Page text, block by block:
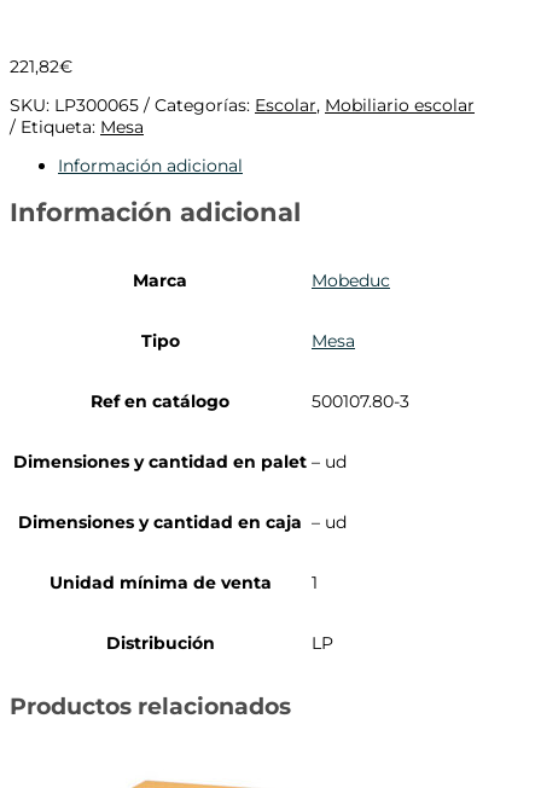
221,82€
SKU: LP300065 Categorías: Escolar, Mobiliario escolar
Etiqueta: Mesa
Información adicional
Información adicional
Marca Mobeduc
Tipo Mesa
Ref en catálogo 500107.80-3
Dimensiones y cantidad en palet – ud
Dimensiones y cantidad en caja – ud
Unidad mínima de venta 1
Distribución LP
Productos relacionados